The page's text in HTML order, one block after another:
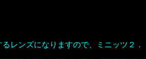
レンズになりますので、ミニッツ２．